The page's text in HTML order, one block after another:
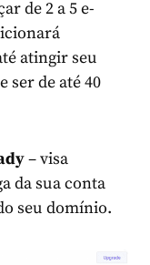
de 2 a 5 e-
atingir seu
ser de até 40
– visa
da sua conta
seu domínio.